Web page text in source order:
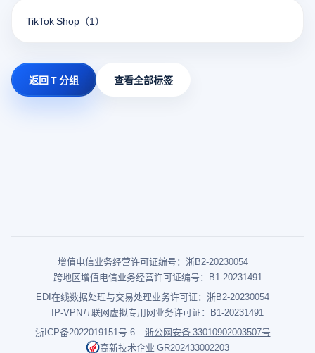
TikTok Shop （1）
返回 T 分组 查看全部标签
增值电信业务经营许可证编号：浙B2-20230054
跨地区增值电信业务经营许可证编号：B1-20231491
EDI在线数据处理与交易处理业务许可证：浙B2-20230054
IP-VPN互联网虚拟专用网业务许可证：B1-20231491
浙ICP备2022019151号-6
浙公网安备 33010902003507号
高新技术企业 GR202433002203